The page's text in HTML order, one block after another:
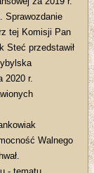
Sprawozdanie
tej Komisji Pan
Steć przedstawił
2020 r.
Walnego